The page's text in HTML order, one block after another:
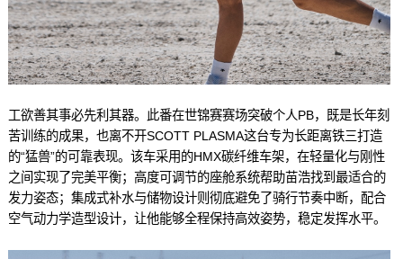
工欲善其事必先利其器。此番在世锦赛赛场突破个人PB，既是长年刻
苦训练的成果，也离不开SCOTT PLASMA这台专为长距离铁三打造
的“猛兽”的可靠表现。该车采用的HMX碳纤维车架，在轻量化与刚性
之间实现了完美平衡；高度可调节的座舱系统帮助苗浩找到最适合的
发力姿态；集成式补水与储物设计则彻底避免了骑行节奏中断，配合
空气动力学造型设计，让他能够全程保持高效姿势，稳定发挥水平。